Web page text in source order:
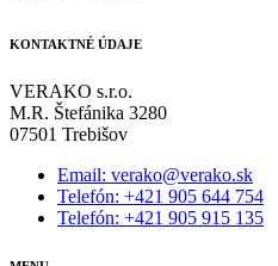
KONTAKTNÉ ÚDAJE
VERAKO s.r.o.
M.R. Štefánika 3280
07501 Trebišov
Email: verako@verako.sk
Telefón: +421 905 644 754
Telefón: +421 905 915 135